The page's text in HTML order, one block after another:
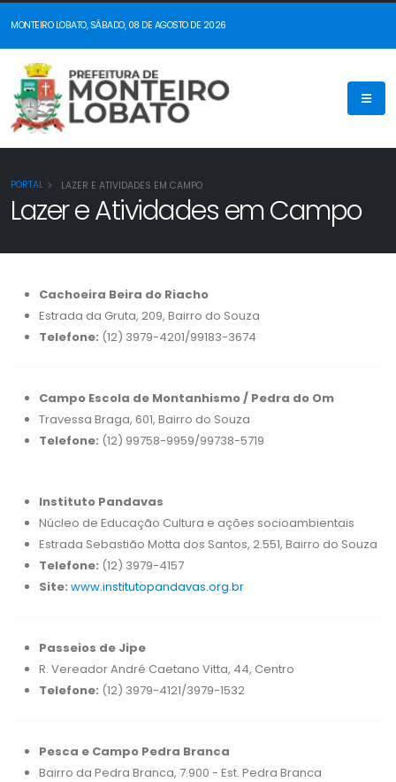
MONTEIRO LOBATO, SÁBADO, 08 DE AGOSTO DE 2026
PORTAL LAZER E ATIVIDADES EM CAMPO
Lazer e Atividades em Campo
Cachoeira Beira do Riacho
Estrada da Gruta, 209, Bairro do Souza
Telefone: (12) 3979-4201/99183-3674
Campo Escola de Montanhismo / Pedra do Om
Travessa Braga, 601, Bairro do Souza
Telefone: (12) 99758-9959/99738-5719
Instituto Pandavas
Núcleo de Educação Cultura e ações socioambientais
Estrada Sebastião Motta dos Santos, 2.551, Bairro do Souza
Telefone: (12) 3979-4157
Site: www.institutopandavas.org.br
Passeios de Jipe
R. Vereador André Caetano Vitta, 44, Centro
Telefone: (12) 3979-4121/3979-1532
Pesca e Campo Pedra Branca
Bairro da Pedra Branca, 7.900 - Est. Pedra Branca